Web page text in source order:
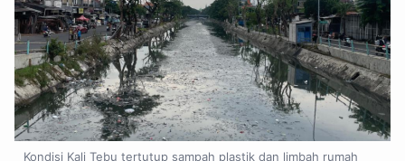
Kondisi Kali Tebu tertutup sampah plastik dan limbah rumah